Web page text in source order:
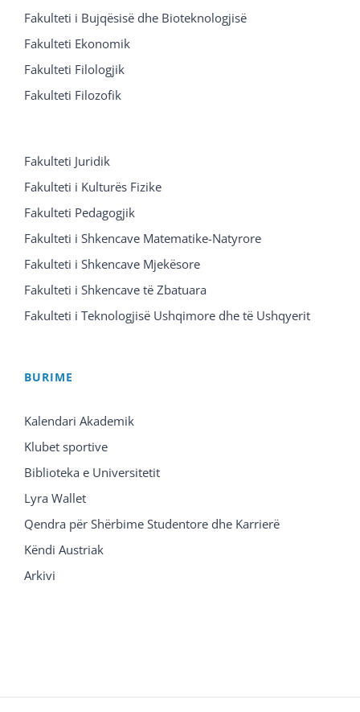
Fakulteti i Bujqësisë dhe Bioteknologjisë
Fakulteti Ekonomik
Fakulteti Filologjik
Fakulteti Filozofik
Fakulteti Juridik
Fakulteti i Kulturës Fizike
Fakulteti Pedagogjik
Fakulteti i Shkencave Matematike-Natyrore
Fakulteti i Shkencave Mjekësore
Fakulteti i Shkencave të Zbatuara
Fakulteti i Teknologjisë Ushqimore dhe të Ushqyerit
BURIME
Kalendari Akademik
Klubet sportive
Biblioteka e Universitetit
Lyra Wallet
Qendra për Shërbime Studentore dhe Karrierë
Këndi Austriak
Arkivi